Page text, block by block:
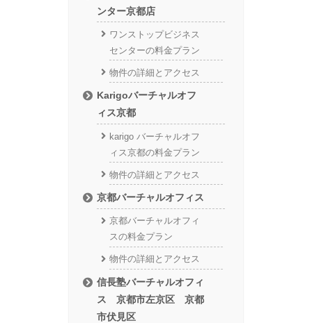
ンター京都店
ワンストップビジネス
センターの料金プラン
物件の詳細とアクセス
Karigoバーチャルオフ
ィス京都
karigo バーチャルオフ
ィス京都の料金プラン
物件の詳細とアクセス
京都バーチャルオフィス
京都バーチャルオフィ
スの料金プラン
物件の詳細とアクセス
信長塾バーチャルオフィ
ス 京都市左京区 京都
市伏見区